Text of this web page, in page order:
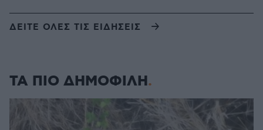
ΔΕΙΤΕ ΟΛΕΣ ΤΙΣ ΕΙΔΗΣΕΙΣ
ΤΑ ΠΙΟ ΔΗΜΟΦΙΛΗ